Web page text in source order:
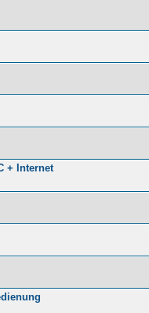
+ Internet